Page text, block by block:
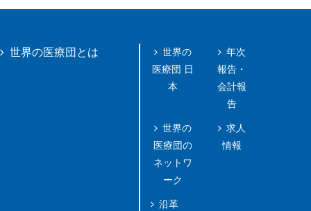
世界の医療団とは
世界の
医療団 日
本
世界の
医療団の
ネットワ
ーク
沿革
年次
報告・
会計報
告
求人
情報